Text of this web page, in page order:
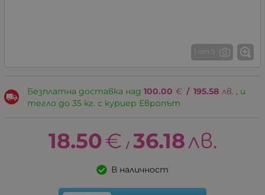
1 от 5
Безплатна доставка над 100.00 € / 195.58 лв. , и
тегло до 35 кг. с куриер Европът
18.50€ / 36.18лв.
В наличност